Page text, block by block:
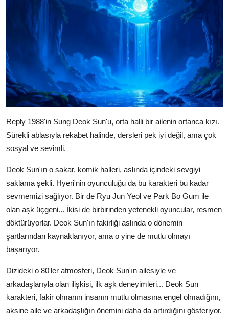
Reply 1988'in Sung Deok Sun'u, orta halli bir ailenin ortanca kızı.
Sürekli ablasıyla rekabet halinde, dersleri pek iyi değil, ama çok
sosyal ve sevimli.
Deok Sun'ın o sakar, komik halleri, aslında içindeki sevgiyi
saklama şekli. Hyeri'nin oyunculuğu da bu karakteri bu kadar
sevmemizi sağlıyor. Bir de Ryu Jun Yeol ve Park Bo Gum ile
olan aşk üçgeni... İkisi de birbirinden yetenekli oyuncular, resmen
döktürüyorlar. Deok Sun'ın fakirliği aslında o dönemin
şartlarından kaynaklanıyor, ama o yine de mutlu olmayı
başarıyor.
Dizideki o 80'ler atmosferi, Deok Sun'ın ailesiyle ve
arkadaşlarıyla olan ilişkisi, ilk aşk deneyimleri... Deok Sun
karakteri, fakir olmanın insanın mutlu olmasına engel olmadığını,
aksine aile ve arkadaşlığın önemini daha da artırdığını gösteriyor.